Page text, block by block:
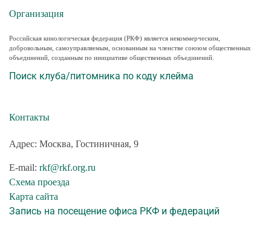
Организация
Российская кинологическая федерация (РКФ) является некоммерческим,
добровольным, самоуправляемым, основанным на членстве союзом общественных
объединений, созданным по инициативе общественных объединений.
Поиск клуба/питомника по коду клейма
Контакты
Адрес: Москва, Гостиничная, 9
E-mail: rkf@rkf.org.ru
Схема проезда
Карта сайта
Запись на посещение офиса РКФ и федераций